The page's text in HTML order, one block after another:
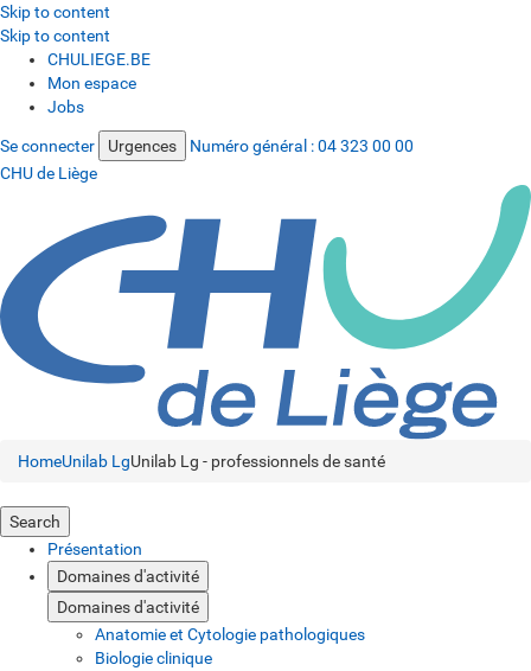
Skip to content
Skip to content
CHULIEGE.BE
Mon espace
Jobs
Se connecter Urgences Numéro général :04 323 00 00
CHU de Liège
HomeUnilab LgUnilab Lg - professionnels de santé
Search
Présentation
Domaines d'activité
Domaines d'activité
Anatomie et Cytologie pathologiques
Biologie clinique